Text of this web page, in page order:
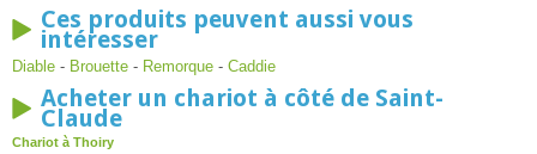
Ces produits peuvent aussi vous
intéresser
Diable - Brouette - Remorque - Caddie
Acheter un chariot à côté de Saint-
Claude
Chariot à Thoiry